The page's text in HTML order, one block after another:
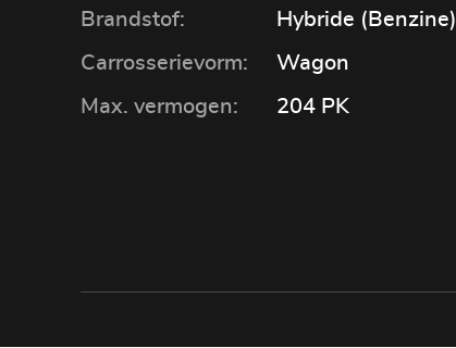
Brandstof:
Hybride (Benzine)
Carrosserievorm:
Wagon
Max. vermogen:
204 PK